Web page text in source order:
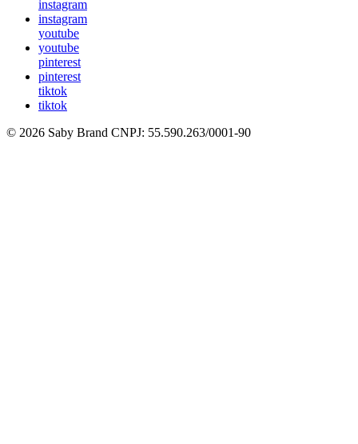
instagram
instagram
youtube
youtube
pinterest
pinterest
tiktok
tiktok
© 2026 Saby Brand CNPJ: 55.590.263/0001-90